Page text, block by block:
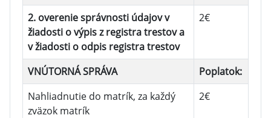
2. overenie správnosti údajov v
žiadosti o výpis z registra trestov a
v žiadosti o odpis registra trestov
2€
VNÚTORNÁ SPRÁVA
Poplatok:
Nahliadnutie do matrík, za každý
zväzok matrík
2€